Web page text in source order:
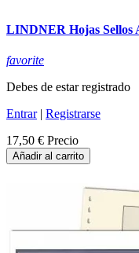
LINDNER Hojas Sellos
favorite
Debes de estar registrado
Entrar| Registrarse
17,50 € Precio
Añadir al carrito